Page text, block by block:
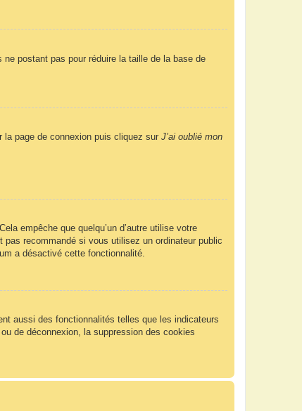
postant pas pour réduire la taille de la base de
page de connexion puis cliquez sur J’ai oublié mon
empêche que quelqu’un d’autre utilise votre
pas recommandé si vous utilisez un ordinateur public
a désactivé cette fonctionnalité.
aussi des fonctionnalités telles que les indicateurs
de déconnexion, la suppression des cookies